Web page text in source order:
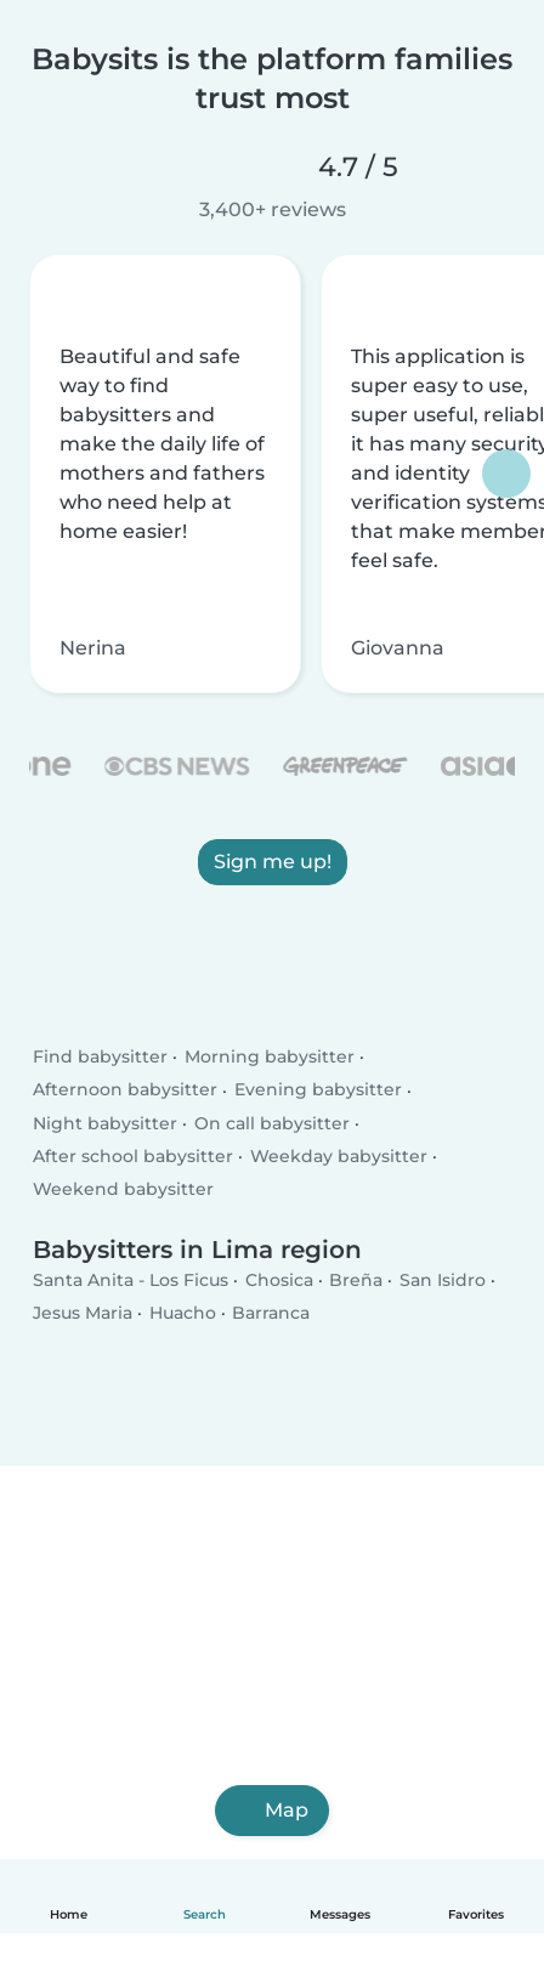
Home Search Messages Favorites
Babysits is the platform families
trust most
4.7 / 5
3,400+ reviews
Beautiful and safe
way to find
babysitters and
make the daily life of
mothers and fathers
who need help at
home easier!
Nerina
This application is
super easy to use,
super useful,
it has many
and identity
verification
that make
feel safe.
Giovanna
Sign me up!
Find babysitter
Morning babysitter
Afternoon babysitter
Evening babysitter
Night babysitter
On call babysitter
After school babysitter
Weekday babysitter
Weekend babysitter
Babysitters in Lima region
Santa Anita - Los Ficus Chosica Breña
San Isidro
Jesus Maria
Huacho Barranca
Map